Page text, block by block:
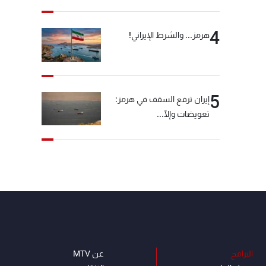
4هرمز... والشرط الإيراني!
5إيران ترفع السقف في هرمز:
تعويضات وإلّا...
البرامج
عن MTV